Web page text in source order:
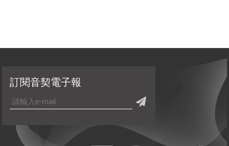
訂閱音契電子報